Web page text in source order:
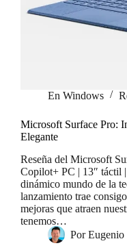
En Windows
Microsoft Surface Pro:
Elegante
Reseña del Microsoft
Copilot+ PC | 13″ táctil
dinámico mundo de la
lanzamiento trae
mejoras que atraen
tenemos…
Por Eugenio